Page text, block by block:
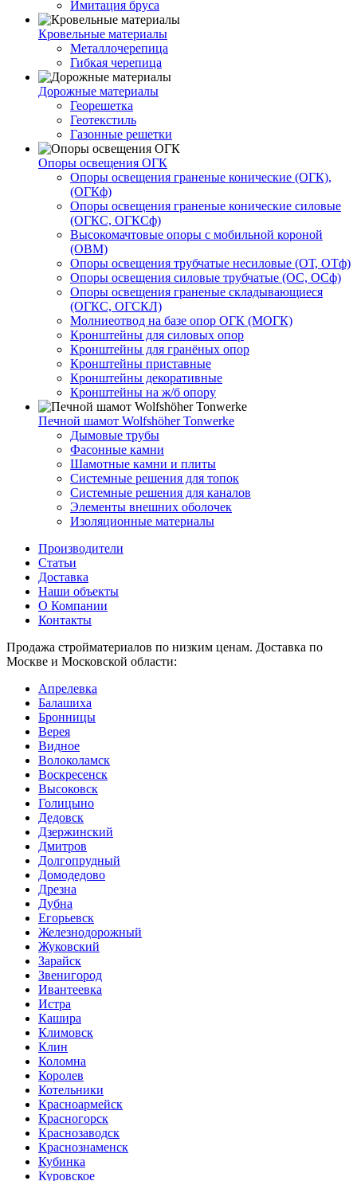
Имитация бруса
Кровельные материалы
Металлочерепица
Гибкая черепица
Дорожные материалы
Георешетка
Геотекстиль
Газонные решетки
Опоры освещения ОГК
Опоры освещения граненые конические (ОГК),
(ОГКф)
Опоры освещения граненые конические силовые
(ОГКС, ОГКСф)
Высокомачтовые опоры с мобильной короной
(ОВМ)
Опоры освещения трубчатые несиловые (ОТ, ОТф)
Опоры освещения силовые трубчатые (ОС, ОСф)
Опоры освещения граненые складывающиеся
(ОГКС, ОГСКЛ)
Молниеотвод на базе опор ОГК (МОГК)
Кронштейны для силовых опор
Кронштейны для гранёных опор
Кронштейны приставные
Кронштейны декоративные
Кронштейны на ж/б опору
Печной шамот Wolfshöher Tonwerke
Дымовые трубы
Фасонные камни
Шамотные камни и плиты
Системные решения для топок
Системные решения для каналов
Элементы внешних оболочек
Изоляционные материалы
Производители
Статьи
Доставка
Наши объекты
О Компании
Контакты
Продажа стройматериалов по низким ценам. Доставка по
Москве и Московской области:
Апрелевка
Балашиха
Бронницы
Верея
Видное
Волоколамск
Воскресенск
Высоковск
Голицыно
Дедовск
Дзержинский
Дмитров
Долгопрудный
Домодедово
Дрезна
Дубна
Егорьевск
Железнодорожный
Жуковский
Зарайск
Звенигород
Ивантеевка
Истра
Кашира
Климовск
Клин
Коломна
Королев
Котельники
Красноармейск
Красногорск
Краснозаводск
Краснознаменск
Кубинка
Куровское